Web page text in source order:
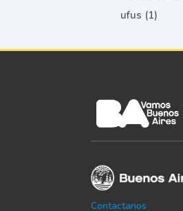
ufus (1)
Contactanos